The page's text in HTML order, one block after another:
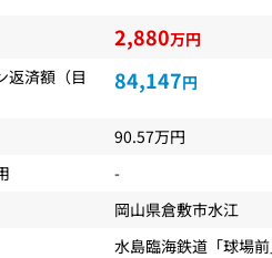
2,880万円
返済額（目
84,147円
90.57万円
-
岡山県倉敷市水江
水島臨海鉄道 「球場前